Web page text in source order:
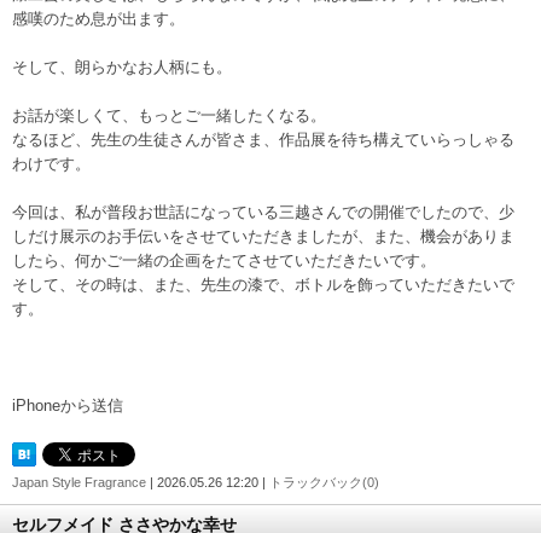
感嘆のため息が出ます。
そして、朗らかなお人柄にも。
お話が楽しくて、もっとご一緒したくなる。
なるほど、先生の生徒さんが皆さま、作品展を待ち構えていらっしゃる
わけです。
今回は、私が普段お世話になっている三越さんでの開催でしたので、少
しだけ展示のお手伝いをさせていただきましたが、また、機会がありま
したら、何かご一緒の企画をたてさせていただきたいです。
そして、その時は、また、先生の漆で、ボトルを飾っていただきたいで
す。
iPhoneから送信
Japan Style Fragrance | 2026.05.26 12:20 | トラックバック(0)
セルフメイド ささやかな幸せ